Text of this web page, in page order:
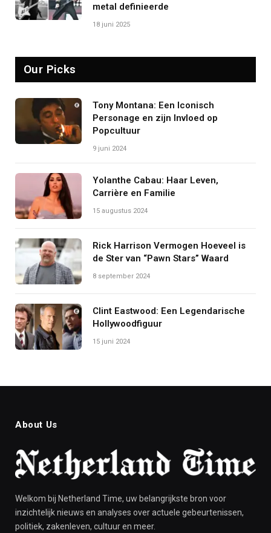
metal definieerde
18 juni 2025
Our Picks
Tony Montana: Een Iconisch
Personage en zijn Invloed op
Popcultuur
9 juni 2024
Yolanthe Cabau: Haar Leven,
Carrière en Familie
15 augustus 2024
Rick Harrison Vermogen Hoeveel is
de Ster van “Pawn Stars” Waard
8 september 2024
Clint Eastwood: Een Legendarische
Hollywoodfiguur
15 juni 2024
About Us
Welkom bij Netherland Time, uw belangrijkste bron voor
inzichtelijk nieuws en analyses over actuele gebeurtenissen,
politiek, zakenleven, cultuur en meer.